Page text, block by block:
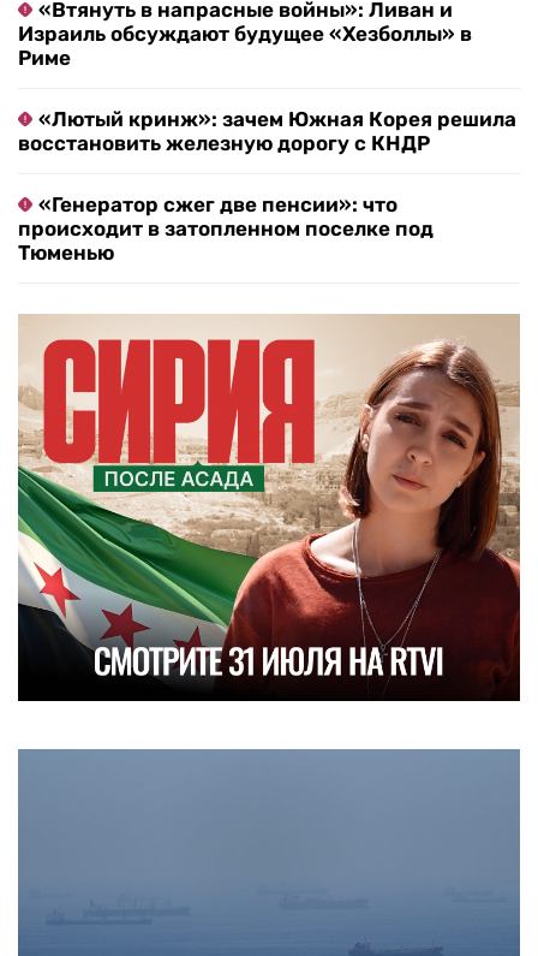
«Втянуть в напрасные войны»: Ливан и
Израиль обсуждают будущее «Хезболлы» в
Риме
«Лютый кринж»: зачем Южная Корея решила
восстановить железную дорогу с КНДР
«Генератор сжег две пенсии»: что
происходит в затопленном поселке под
Тюменью